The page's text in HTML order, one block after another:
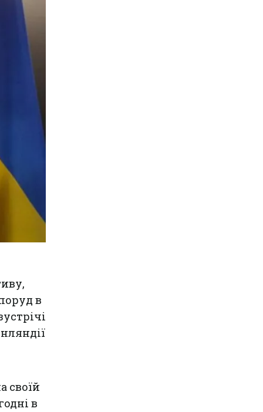
в
своїй
в